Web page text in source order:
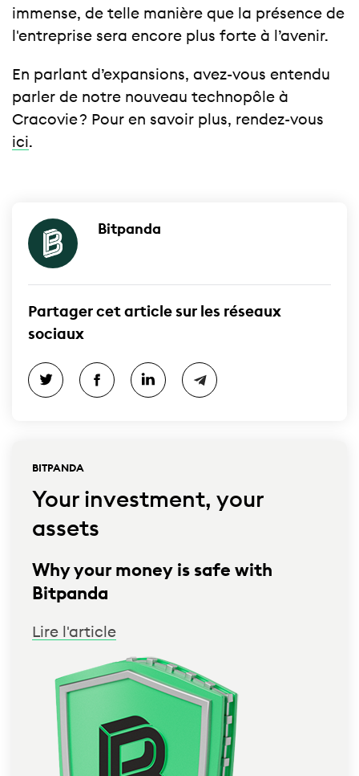
immense, de telle manière que la présence de
l'entreprise sera encore plus forte à l’avenir.
En parlant d’expansions, avez-vous entendu
parler de notre nouveau technopôle à
Cracovie ? Pour en savoir plus, rendez-vous
ici.
Bitpanda
Partager cet article sur les réseaux
sociaux
BITPANDA
Your investment, your
assets
Why your money is safe with
Bitpanda
Lire l'article